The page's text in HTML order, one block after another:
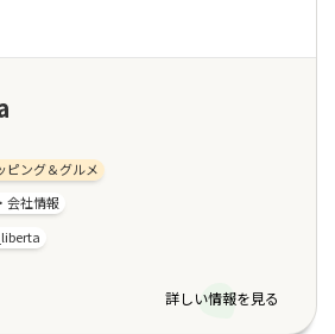
ピング＆グルメ
会社情報
詳しい情報を見る